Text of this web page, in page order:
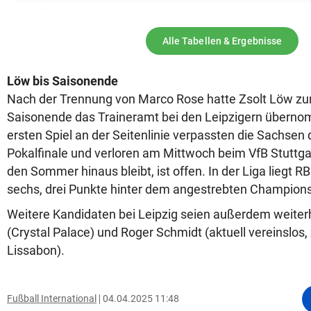
0
1 FC St. Pauli
1 SpVgg Greuther Fürth 0 0 0
Hannover 96
1 Hertha BSC 0 0 0
1 Holstein Kiel 0 0 0
1 Karlsruher SC 0 0 0
1 SV Darmstadt 98 0 0 0
1 VfL 1899 Osnabrück
Alle Tabellen & Ergebnisse
Löw bis Saisonende
Nach der Trennung von Marco Rose hatte Zsolt Löw
Saisonende das Traineramt bei den Leipzigern
ersten Spiel an der Seitenlinie verpassten die Sachsen
Pokalfinale und verloren am Mittwoch beim VfB
den Sommer hinaus bleibt, ist offen. In der Liga liegt
sechs, drei Punkte hinter dem angestrebten
Weitere Kandidaten bei Leipzig seien außerdem
(Crystal Palace) und Roger Schmidt (aktuell
Lissabon).
Fußball International 04.04.2025 11:48